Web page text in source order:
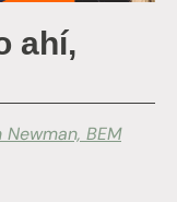
ahí,
Newman, BEM